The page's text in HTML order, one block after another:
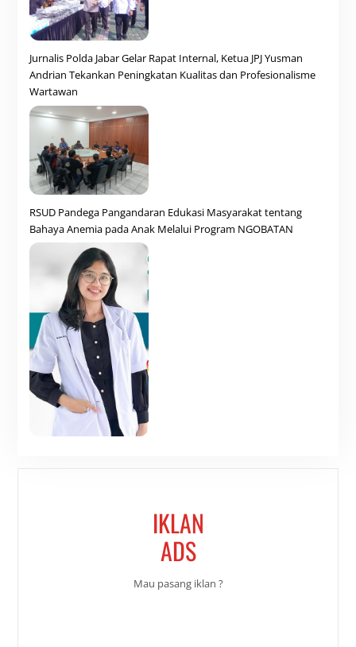
Jurnalis Polda Jabar Gelar Rapat Internal, Ketua JPJ Yusman
Andrian Tekankan Peningkatan Kualitas dan Profesionalisme
Wartawan
RSUD Pandega Pangandaran Edukasi Masyarakat tentang
Bahaya Anemia pada Anak Melalui Program NGOBATAN
IKLAN
ADS
Mau pasang iklan ?